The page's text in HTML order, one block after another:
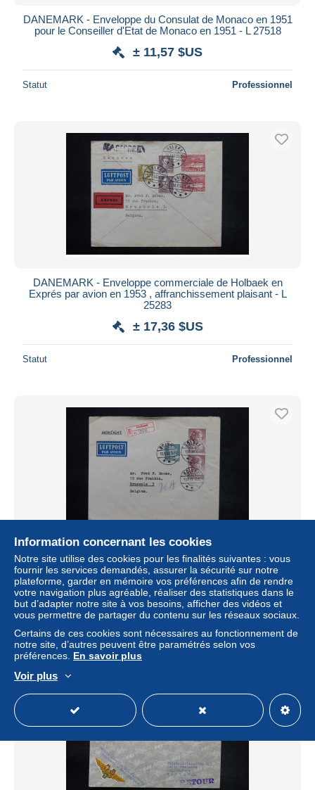
DANEMARK - Enveloppe du Consulat de Monaco en 1951
pour le Conseiller d'Etat de Monaco en 1951 - L 27518
± 11,57 $US
Statut Professionnel
DANEMARK - Enveloppe commerciale de Holbaek en
Exprés par avion en 1953 , affranchissement plaisant - L
25283
± 17,36 $US
Statut Professionnel
DANEMARK - Enveloppe en recommandé de Holbaek par
avion en 1953 pour Bruxelles, affranchissement plaisant -
L 25284
± 17,36 $US
Statut Professionnel
Information concernant les cookies
Notre site utilise des cookies pour les finalités suivantes : vous
fournir les services demandés, assurer la sécurité sur notre
plateforme, garder en mémoire vos préférences afin de rendre
votre navigation plus agréable, réaliser des statistiques dans le
but d’adapter notre site à vos besoins, afficher des vidéos et
vous permettre de partager du contenu sur les réseaux sociaux.
Certains de ces cookies sont nécessaires au fonctionnement de
notre site, d’autres peuvent être paramétrés selon vos
préférences. En savoir plus
Voir plus